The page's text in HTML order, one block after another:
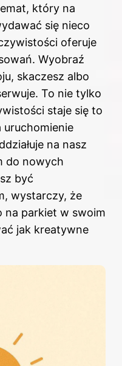
który na
się nieco
oferuje
Wyobraź
skaczesz albo
To nie tylko
staje się to
uruchomienie
na nasz
do nowych
być
wystarczy, że
na parkiet w swoim
jak kreatywne